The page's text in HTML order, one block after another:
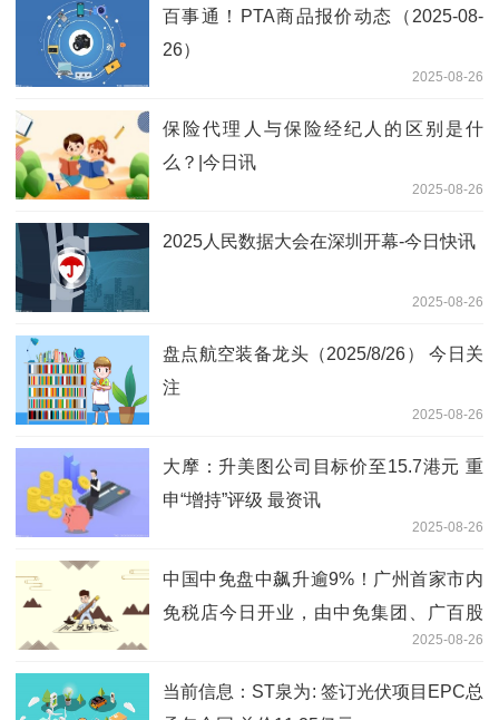
百事通！PTA商品报价动态（2025-08-
26）
2025-08-26
保险代理人与保险经纪人的区别是什
么？|今日讯
2025-08-26
2025人民数据大会在深圳开幕-今日快讯
2025-08-26
盘点航空装备龙头（2025/8/26） 今日关
注
2025-08-26
大摩：升美图公司目标价至15.7港元 重
申“增持”评级 最资讯
2025-08-26
中国中免盘中飙升逾9%！广州首家市内
免税店今日开业，由中免集团、广百股
份、岭南控股和白云机场联合打造|焦点
速看
2025-08-26
当前信息：ST泉为: 签订光伏项目EPC总